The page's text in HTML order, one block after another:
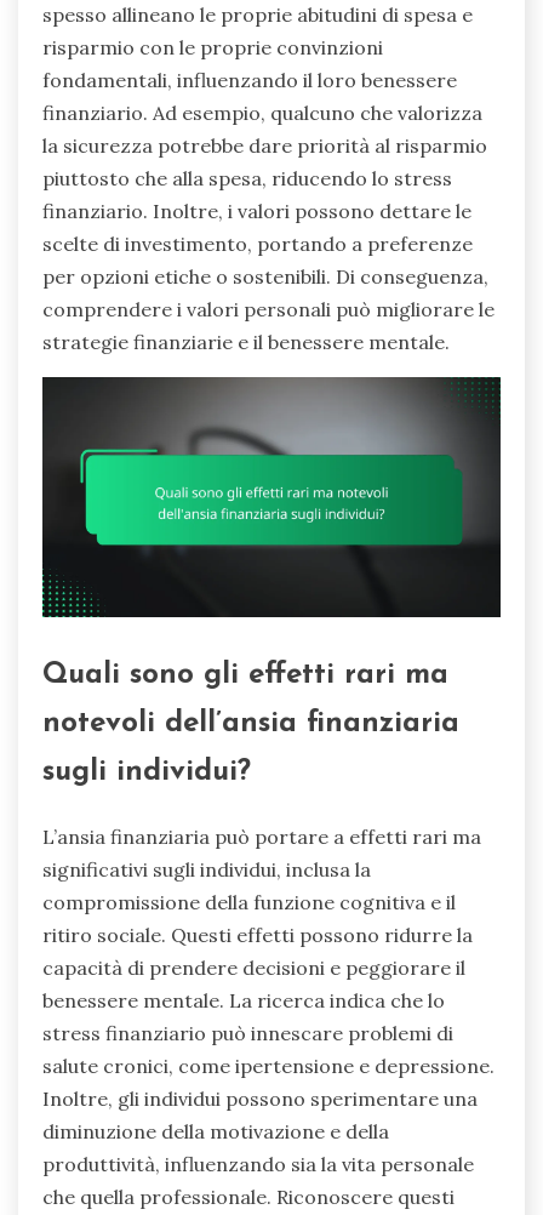
spesso allineano le proprie abitudini di spesa e
risparmio con le proprie convinzioni
fondamentali, influenzando il loro benessere
finanziario. Ad esempio, qualcuno che valorizza
la sicurezza potrebbe dare priorità al risparmio
piuttosto che alla spesa, riducendo lo stress
finanziario. Inoltre, i valori possono dettare le
scelte di investimento, portando a preferenze
per opzioni etiche o sostenibili. Di conseguenza,
comprendere i valori personali può migliorare le
strategie finanziarie e il benessere mentale.
Quali sono gli effetti rari ma
notevoli dell’ansia finanziaria
sugli individui?
L’ansia finanziaria può portare a effetti rari ma
significativi sugli individui, inclusa la
compromissione della funzione cognitiva e il
ritiro sociale. Questi effetti possono ridurre la
capacità di prendere decisioni e peggiorare il
benessere mentale. La ricerca indica che lo
stress finanziario può innescare problemi di
salute cronici, come ipertensione e depressione.
Inoltre, gli individui possono sperimentare una
diminuzione della motivazione e della
produttività, influenzando sia la vita personale
che quella professionale. Riconoscere questi